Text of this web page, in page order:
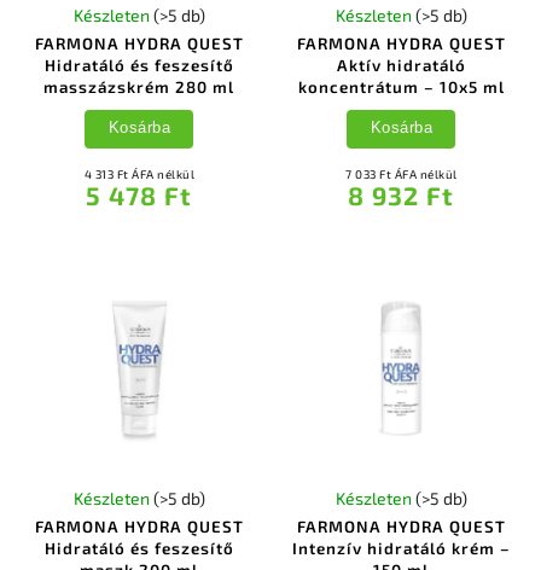
FARMONA HYDRA QUEST
Hidratáló és feszesítő
masszázskrém 280 ml
Készleten (>5 db)
4 313 Ft ÁFA nélkül
5 478 Ft
Kosárba
FARMONA HYDRA QUEST
Aktív hidratáló
koncentrátum – 10x5 ml
Készleten (>5 db)
7 033 Ft ÁFA nélkül
8 932 Ft
Kosárba
FARMONA HYDRA QUEST
Hidratáló és feszesítő
Készleten (>5 db)
FARMONA HYDRA QUEST
Intenzív hidratáló krém –
Készleten (>5 db)